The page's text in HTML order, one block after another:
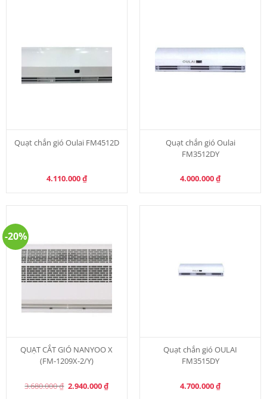
Quạt chắn gió Oulai FM4512D
4.110.000₫
Quạt chắn gió Oulai
FM3512DY
4.000.000₫
-20%
QUẠT CẮT GIÓ NANYOO X
(FM-1209X-2/Y)
3.680.000₫ Original
price
2.940.000₫Current
price
Quạt chắn gió OULAI
FM3515DY
4.700.000₫